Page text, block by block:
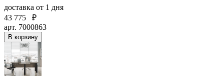
доставка от 1 дня
43 775
₽
арт. 7000863
В корзину